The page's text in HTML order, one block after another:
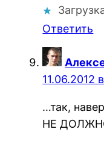
Ответить
11.06.2012
…так,
НЕ